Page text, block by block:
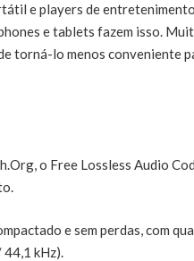
e players de
e tablets fazem isso.
torná-lo menos conveniente
o Free Lossless Audio
e sem perdas, com
44,1 kHz).